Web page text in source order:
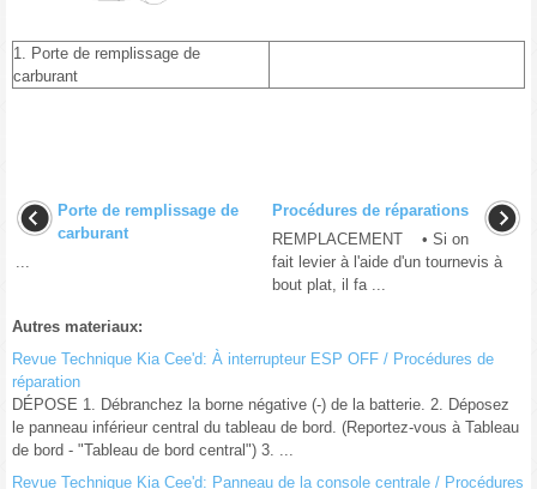
1. Porte de remplissage de
carburant
Porte de remplissage de
carburant
Procédures de réparations
REMPLACEMENT • Si on
fait levier à l'aide d'un tournevis à
bout plat, il fa ...
Autres materiaux:
Revue Technique Kia Cee'd: À interrupteur ESP OFF / Procédures de
réparation
DÉPOSE 1. Débranchez la borne négative (-) de la batterie. 2. Déposez
le panneau inférieur central du tableau de bord. (Reportez-vous à Tableau
de bord - "Tableau de bord central") 3. ...
Revue Technique Kia Cee'd: Panneau de la console centrale / Procédures